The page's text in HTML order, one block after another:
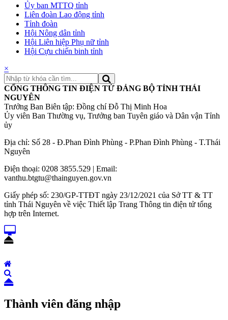
Ủy ban MTTQ tỉnh
Liên đoàn Lao động tỉnh
Tỉnh đoàn
Hội Nông dân tỉnh
Hội Liên hiệp Phụ nữ tỉnh
Hội Cựu chiến binh tỉnh
×
CỔNG THÔNG TIN ĐIỆN TỬ ĐẢNG BỘ TỈNH THÁI
NGUYÊN
Trưởng Ban Biên tập: Đồng chí Đỗ Thị Minh Hoa
Ủy viên Ban Thường vụ, Trưởng ban Tuyên giáo và Dân vận Tỉnh
ủy
Địa chỉ: Số 28 - Đ.Phan Đình Phùng - P.Phan Đình Phùng - T.Thái
Nguyên
Điện thoại: 0208 3855.529 | Email:
vanthu.btgtu@thainguyen.gov.vn
Giấy phép số: 230/GP-TTĐT ngày 23/12/2021 của Sở TT & TT
tỉnh Thái Nguyên về việc Thiết lập Trang Thông tin điện tử tổng
hợp trên Internet.
Thành viên đăng nhập